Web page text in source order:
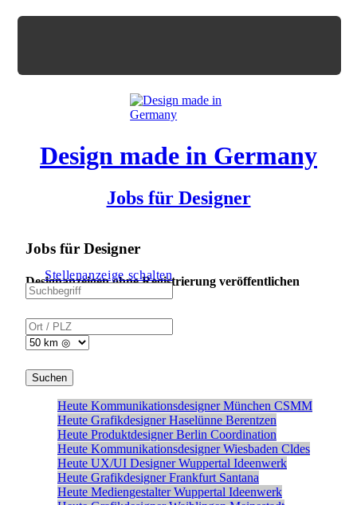
Design made in Germany
Jobs für Designer
Jobs für Designer
Designanzeigen ohne Registrierung veröffentlichen
Stellenanzeige schalten
Heute Kommunikationsdesigner München CSMM
Heute Grafikdesigner Haselünne Berentzen
Heute Produktdesigner Berlin Coordination
Heute Kommunikationsdesigner Wiesbaden Cldes
Heute UX/UI Designer Wuppertal Ideenwerk
Heute Grafikdesigner Frankfurt Santana
Heute Mediengestalter Wuppertal Ideenwerk